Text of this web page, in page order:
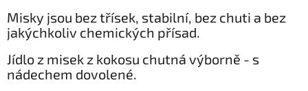
Misky jsou bez třísek, stabilní, bez chuti a bez
jakýchkoliv chemických přísad.
Jídlo z misek z kokosu chutná výborně - s
nádechem dovolené.